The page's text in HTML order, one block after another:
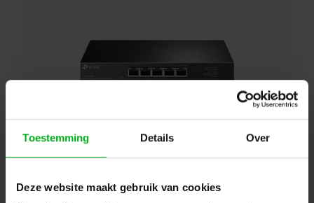
Toestemming Details Over
Deze website maakt gebruik van cookies
Op voorraad levertijd 2 a 3 werkdagen